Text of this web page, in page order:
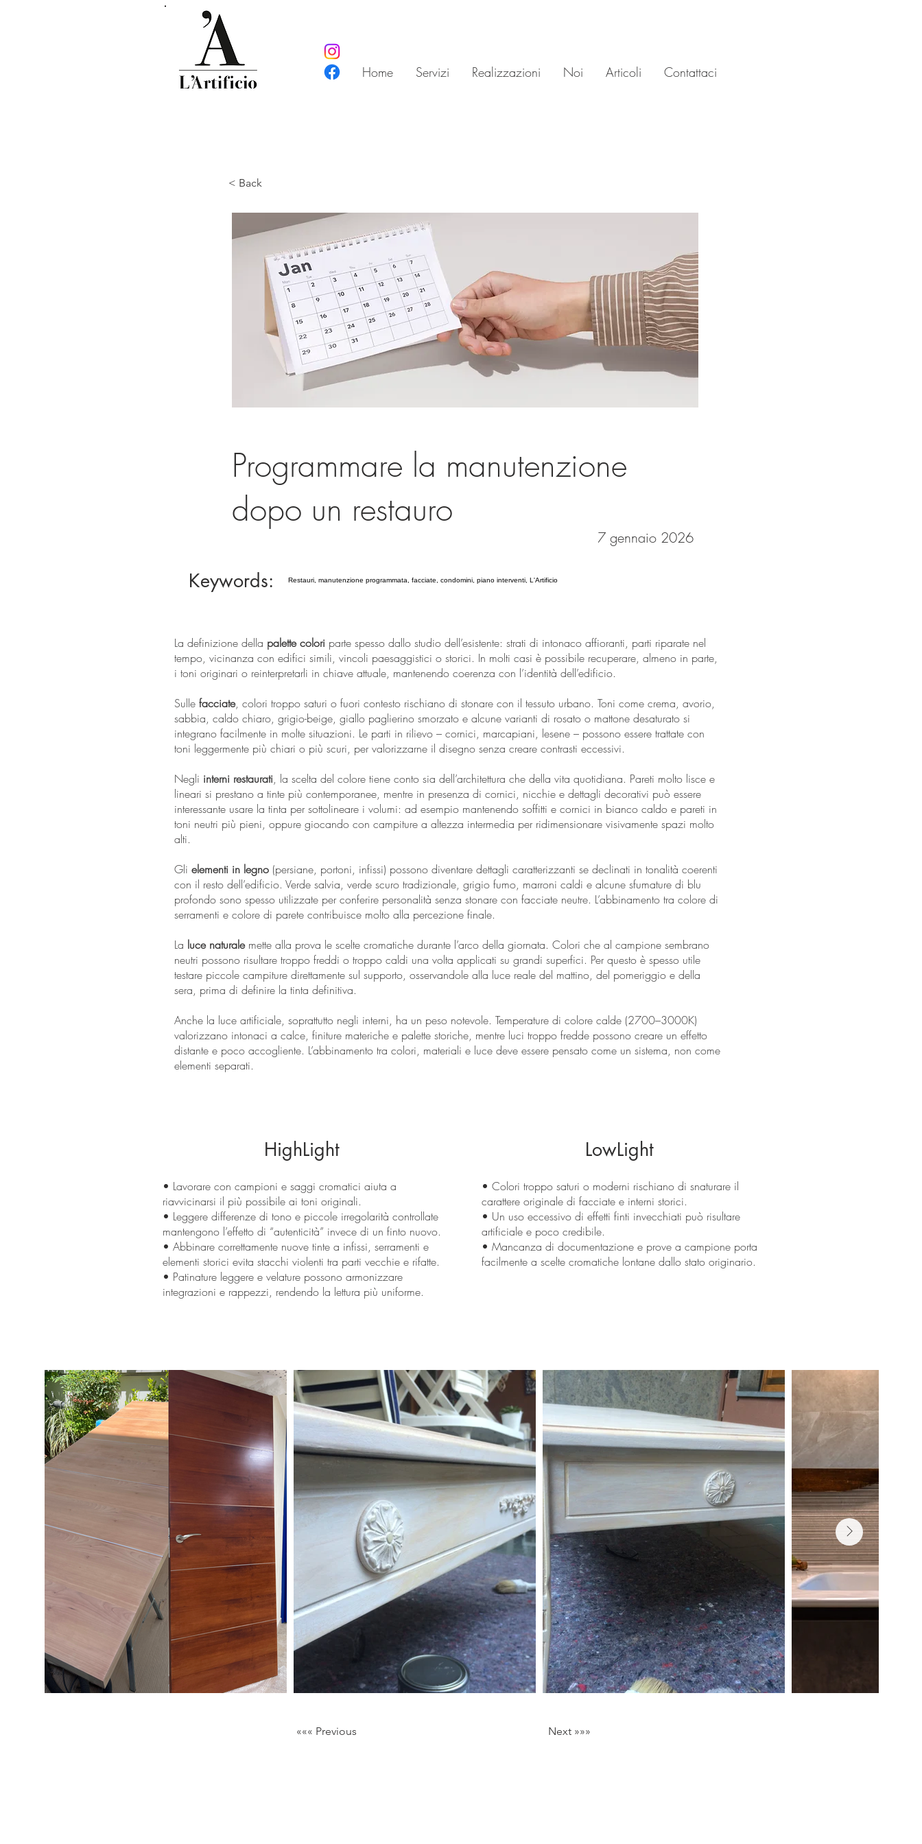
Home Servizi Realizzazioni Noi Articoli Contattaci
< Back
Programmare la manutenzione
dopo un restauro
7 gennaio 2026
Keywords: Restauri, manutenzione programmata, facciate, condomini, piano interventi, L'Artificio
La definizione della palette colori parte spesso dallo studio dell’esistente: strati di intonaco affioranti, parti riparate nel
tempo, vicinanza con edifici simili, vincoli paesaggistici o storici. In molti casi è possibile recuperare, almeno in parte,
i toni originari o reinterpretarli in chiave attuale, mantenendo coerenza con l’identità dell’edificio.
Sulle facciate, colori troppo saturi o fuori contesto rischiano di stonare con il tessuto urbano. Toni come crema, avorio,
sabbia, caldo chiaro, grigio-beige, giallo paglierino smorzato e alcune varianti di rosato o mattone desaturato si
integrano facilmente in molte situazioni. Le parti in rilievo – cornici, marcapiani, lesene – possono essere trattate con
toni leggermente più chiari o più scuri, per valorizzarne il disegno senza creare contrasti eccessivi.
Negli interni restaurati, la scelta del colore tiene conto sia dell’architettura che della vita quotidiana. Pareti molto lisce e
lineari si prestano a tinte più contemporanee, mentre in presenza di cornici, nicchie e dettagli decorativi può essere
interessante usare la tinta per sottolineare i volumi: ad esempio mantenendo soffitti e cornici in bianco caldo e pareti in
toni neutri più pieni, oppure giocando con campiture a altezza intermedia per ridimensionare visivamente spazi molto
alti.
Gli elementi in legno (persiane, portoni, infissi) possono diventare dettagli caratterizzanti se declinati in tonalità coerenti
con il resto dell’edificio. Verde salvia, verde scuro tradizionale, grigio fumo, marroni caldi e alcune sfumature di blu
profondo sono spesso utilizzate per conferire personalità senza stonare con facciate neutre. L’abbinamento tra colore di
serramenti e colore di parete contribuisce molto alla percezione finale.
La luce naturalemette alla prova le scelte cromatiche durante l’arco della giornata. Colori che al campione sembrano
neutri possono risultare troppo freddi o troppo caldi una volta applicati su grandi superfici. Per questo è spesso utile
testare piccole campiture direttamente sul supporto, osservandole alla luce reale del mattino, del pomeriggio e della
sera, prima di definire la tinta definitiva.
Anche la luce artificiale, soprattutto negli interni, ha un peso notevole. Temperature di colore calde (2700–3000K)
valorizzano intonaci a calce, finiture materiche e palette storiche, mentre luci troppo fredde possono creare un effetto
distante e poco accogliente. L’abbinamento tra colori, materiali e luce deve essere pensato come un sistema, non come
elementi separati.
HighLight
• Lavorare con campioni e saggi cromatici aiuta a
riavvicinarsi il più possibile ai toni originali.
• Leggere differenze di tono e piccole irregolarità controllate
mantengono l’effetto di “autenticità” invece di un finto nuovo.
• Abbinare correttamente nuove tinte a infissi, serramenti e
elementi storici evita stacchi violenti tra parti vecchie e rifatte.
• Patinature leggere e velature possono armonizzare
integrazioni e rappezzi, rendendo la lettura più uniforme.
LowLight
• Colori troppo saturi o moderni rischiano di snaturare il
carattere originale di facciate e interni storici.
• Un uso eccessivo di effetti finti invecchiati può risultare
artificiale e poco credibile.
• Mancanza di documentazione e prove a campione porta
facilmente a scelte cromatiche lontane dallo stato originario.
««« Previous Next »»»